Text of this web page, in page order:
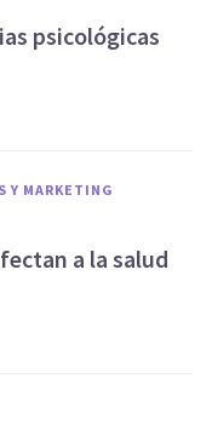
psicológicas
Y MARKETING
a la salud